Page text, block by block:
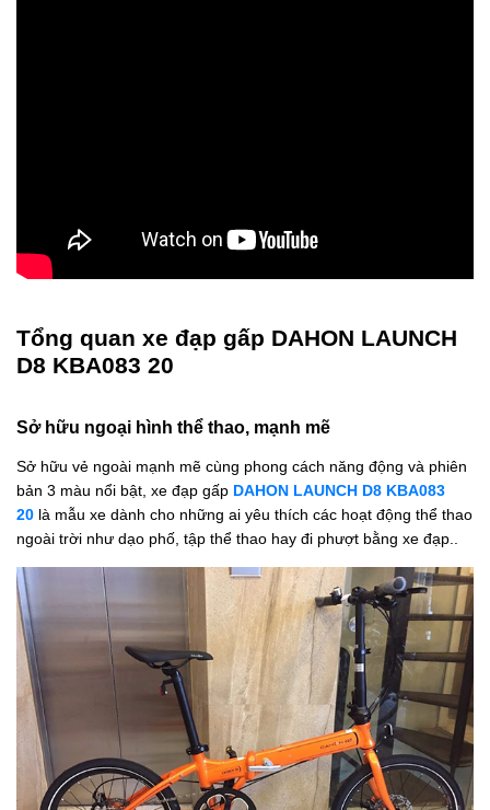
Tổng quan xe đạp gấp DAHON LAUNCH
D8 KBA083 20
Sở hữu ngoại hình thể thao, mạnh mẽ
Sở hữu vẻ ngoài mạnh mẽ cùng phong cách năng động và phiên
bản 3 màu nổi bật, xe đạp gấp DAHON LAUNCH D8 KBA083
20 là mẫu xe dành cho những ai yêu thích các hoạt động thể thao
ngoài trời như dạo phố, tập thể thao hay đi phượt bằng xe đạp..